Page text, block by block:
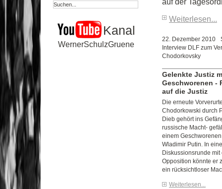
Weiterlesen...
22. Dezember 2010
Interview DLF zum
Chodorkovsky
Gelenkte Justiz
Geschworenen -
auf die Justiz
Die erneute
Chodorkowski durch
Dieb gehört ins
russische Macht-
einem
Wladimir Putin. In
Diskussionsrunde
Opposition könnte er
ein rücksichtloser
Weiterlesen...
Kanal
WernerSchulzGruene